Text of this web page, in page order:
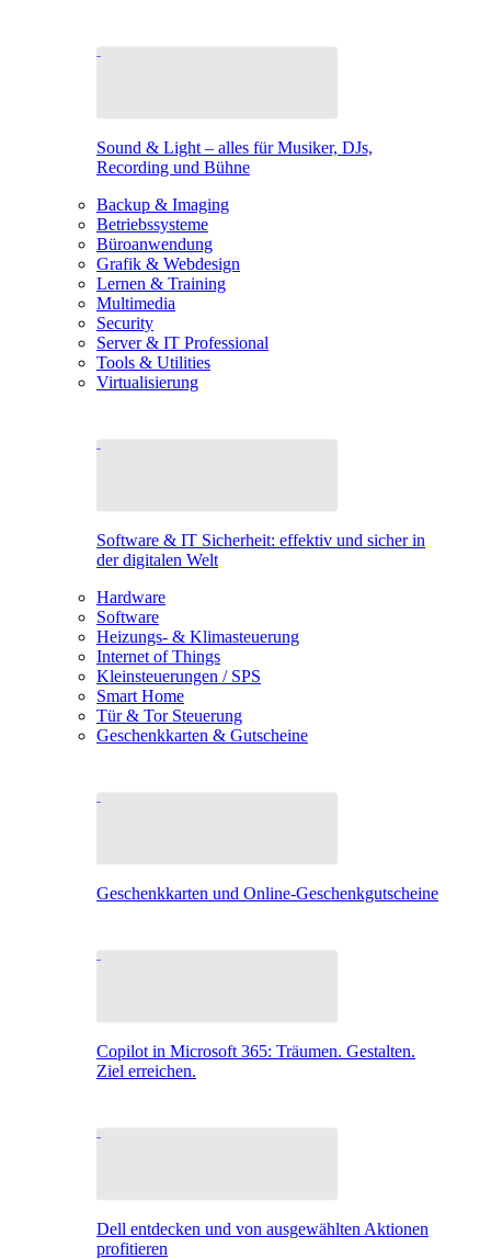
Sound & Light – alles für Musiker, DJs,
Recording und Bühne
Backup & Imaging
Betriebssysteme
Büroanwendung
Grafik & Webdesign
Lernen & Training
Multimedia
Security
Server & IT Professional
Tools & Utilities
Virtualisierung
Software & IT Sicherheit: effektiv und sicher in
der digitalen Welt
Hardware
Software
Heizungs- & Klimasteuerung
Internet of Things
Kleinsteuerungen / SPS
Smart Home
Tür & Tor Steuerung
Geschenkkarten & Gutscheine
Geschenkkarten und Online-Geschenkgutscheine
Copilot in Microsoft 365: Träumen. Gestalten.
Ziel erreichen.
Dell entdecken und von ausgewählten Aktionen
profitieren